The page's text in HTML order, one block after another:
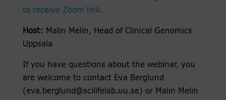
to receive Zoom link.
Host:
Malin Melin, Head of Clinical Genomics
Uppsala
If you have questions about the webinar, you
are welcome to contact Eva Berglund
(eva.berglund@scilifelab.uu.se) or Malin Melin